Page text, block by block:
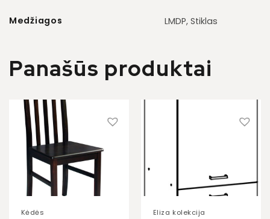
Medžiagos LMDP, Stiklas
Panašūs produktai
Kėdės Eliza kolekcija